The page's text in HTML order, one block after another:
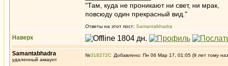
"Там, куда не проникают ни свет, ни мрак,
повсюду один прекрасный вид."
Ответы на этот пост: Samantabhadra
Наверх
Samantabhadra
удаленный аккаунт
№318272 Добавлено: Пн 06 Мар 17, 01:05 (9 лет тому